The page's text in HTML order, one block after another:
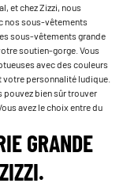
et chez Zizzi, nous
nos sous-vêtements
sous-vêtements grande
soutien-gorge. Vous
avec des couleurs
personnalité ludique.
pouvez bien sûr trouver
avez le choix entre du
GRANDE